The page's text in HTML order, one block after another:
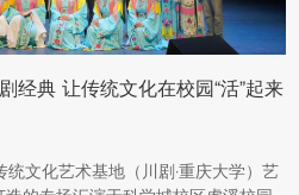
经典 让传统文化在校园“活”起来
文化艺术基地（川剧·重庆大学）艺